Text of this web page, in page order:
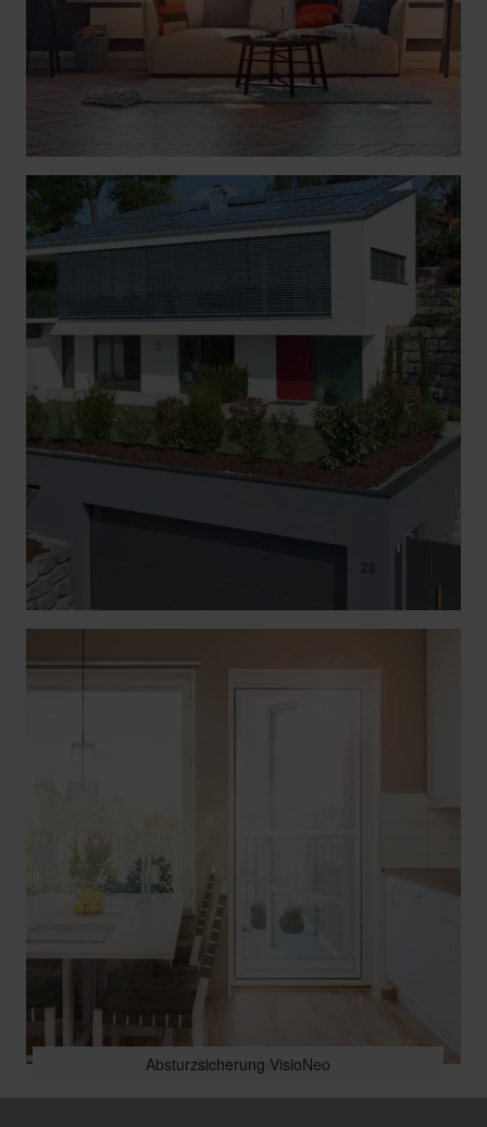
Sonnenschutz Außen
Sonnenschutz Terrasse
Sonnenschutz Innen
Steuerungen
Absturzsicherung VisioNeo